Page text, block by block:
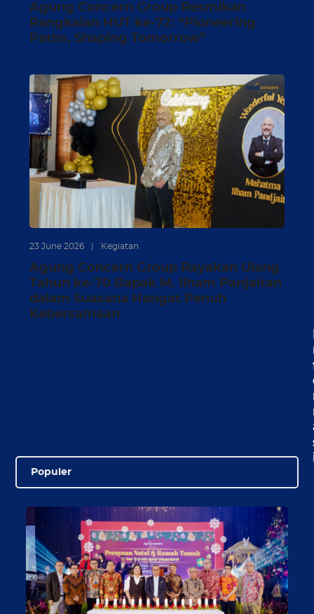
Agung Concern Group Resmikan
Rangkaian HUT ke-72: “Pioneering
Paths, Shaping Tomorrow”
23 June 2026 Kegiatan
Agung Concern Group Rayakan Ulang
Tahun ke-70 Bapak M. Ilham Panjaitan
dalam Suasana Hangat Penuh
Kebersamaan
Populer